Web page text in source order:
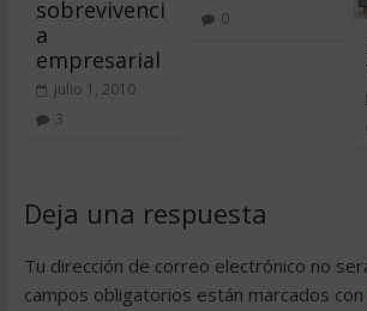
sobrevivenci
a
empresarial
julio 1, 2010
3
0
Deja una respuesta
Tu dirección de correo electrónico no
campos obligatorios están marcados con